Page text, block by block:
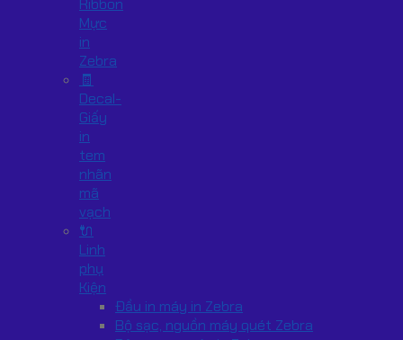
Ribbon
Mực
in
Zebra
🧾
Decal-
Giấy
in
tem
nhãn
mã
vạch
🔌
Linh
phụ
Kiện
Đầu in máy in Zebra
Bộ sạc, nguồn máy quét Zebra